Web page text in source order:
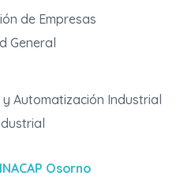
de Empresas
General
Automatización Industrial
Osorno